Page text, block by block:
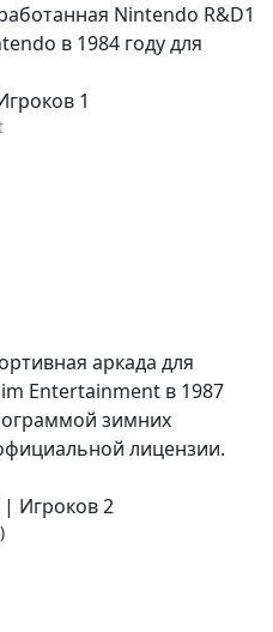
Nintendo R&D1
в 1984 году для
1
аркада для
Entertainment в 1987
зимних
лицензии.
Игроков 2